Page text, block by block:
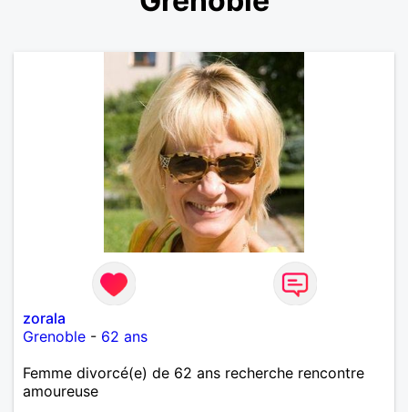
zorala
Grenoble - 62 ans
Femme divorcé(e) de 62 ans recherche rencontre
amoureuse